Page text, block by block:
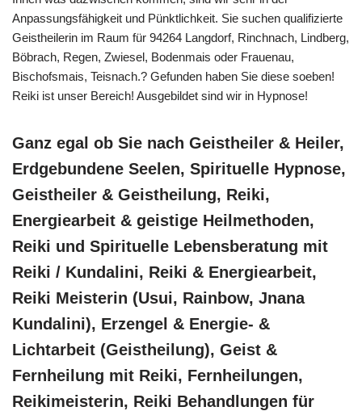
Anpassungsfähigkeit und Pünktlichkeit. Sie suchen qualifizierte
Geistheilerin im Raum für 94264 Langdorf, Rinchnach, Lindberg,
Böbrach, Regen, Zwiesel, Bodenmais oder Frauenau,
Bischofsmais, Teisnach.? Gefunden haben Sie diese soeben!
Reiki ist unser Bereich! Ausgebildet sind wir in Hypnose!
Ganz egal ob Sie nach Geistheiler & Heiler,
Erdgebundene Seelen, Spirituelle Hypnose,
Geistheiler & Geistheilung, Reiki,
Energiearbeit & geistige Heilmethoden,
Reiki und Spirituelle Lebensberatung mit
Reiki / Kundalini, Reiki & Energiearbeit,
Reiki Meisterin (Usui, Rainbow, Jnana
Kundalini), Erzengel & Energie- &
Lichtarbeit (Geistheilung), Geist &
Fernheilung mit Reiki, Fernheilungen,
Reikimeisterin, Reiki Behandlungen für